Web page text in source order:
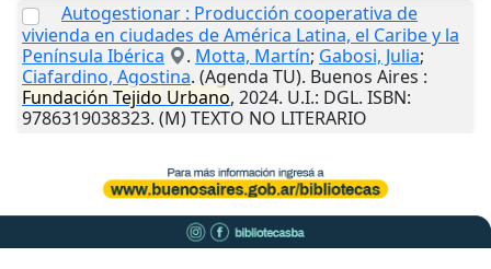
Autogestionar : Producción cooperativa de
vivienda en ciudades de América Latina, el Caribe y la
Península Ibérica
. Motta, Martín; Gabosi, Julia;
Ciafardino, Agostina. (Agenda TU). Buenos Aires :
Fundación Tejido Urbano, 2024. U.I.: DGL. ISBN:
9786319038323. (M) TEXTO NO LITERARIO